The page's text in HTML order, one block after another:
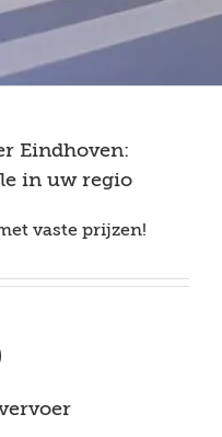
Eindhoven:
in uw regio
vaste prijzen!